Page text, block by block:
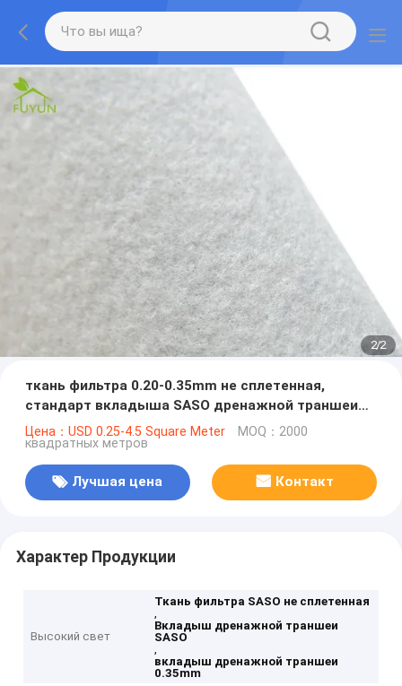
2/2
ткань фильтра 0.20-0.35mm не сплетенная,
стандарт вкладыша SASO дренажной траншеи
600g/M2
Цена：USD 0.25-4.5 Square Meter MOQ：2000
квадратных метров
Лучшая цена Контакт
Характер Продукции
Высокий свет
Ткань фильтра SASO не сплетенная
,
Вкладыш дренажной траншеи
SASO
,
вкладыш дренажной траншеи
0.35mm